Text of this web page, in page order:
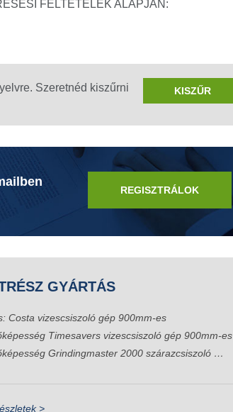
FELTÉTELEK ALAPJÁN:
Szeretnéd kiszűrni
KISZŰR
REGISZTRÁLOK
GYÁRTÁS
Costa vizescsiszoló gép 900mm-es
Timesavers vizescsiszoló gép 900mm-es
Grindingmaster 2000 szárazcsiszoló …
>